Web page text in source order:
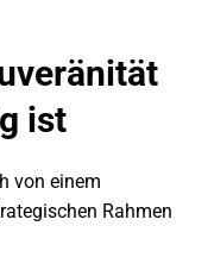
ist
von einem
Rahmen